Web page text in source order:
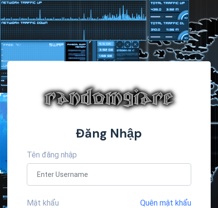
Đăng Nhập
Tên đăng nhập
Mật khẩu Quên mật khẩu